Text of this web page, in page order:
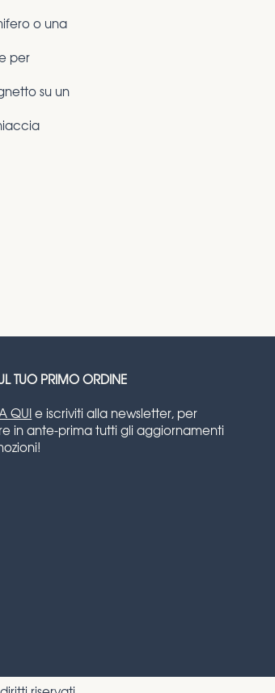
o una
per
su un
TUO PRIMO ORDINE
QUI e iscriviti alla newsletter, per
in ante-prima tutti gli aggiornamenti